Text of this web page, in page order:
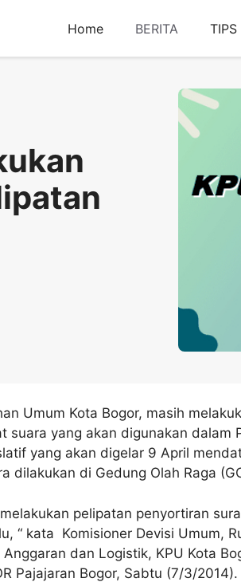
Home BERITA TIPS
Umum Kota Bogor, masih
suara yang akan digunakan dalam
yang akan digelar 9 April
dilakukan di Gedung Olah Raga
pelipatan penyortiran
“ kata Komisioner Devisi Umum,
dan Logistik, KPU Kota
Pajajaran Bogor, Sabtu (7/3/2014).